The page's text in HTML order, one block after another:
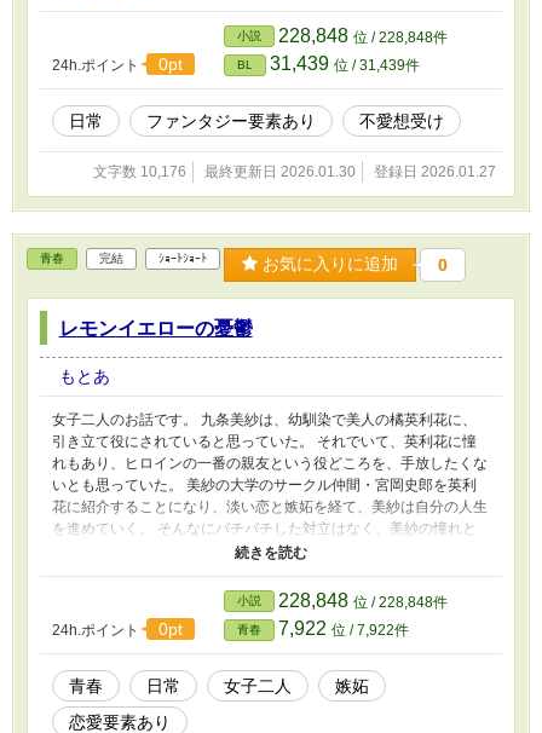
24h.ポイント 0pt
小説 228,848 位 / 228,848件
BL 31,439 位 / 31,439件
日常 ファンタジー要素あり 不愛想受け
文字数 10,176 最終更新日 2026.01.30 登録日 2026.01.27
青春 完結 ｼｮｰﾄｼｮｰﾄ お気に入りに追加 0
レモンイエローの憂鬱
もとあ
女子二人のお話です。 九条美紗は、幼馴染で美人の橘英利花に、
引き立て役にされていると思っていた。 それでいて、英利花に憧
れもあり、ヒロインの一番の親友という役どころを、手放したくな
いとも思っていた。 美紗の大学のサークル仲間・宮岡史郎を英利
花に紹介することになり、淡い恋と嫉妬を経て、美紗は自分の人生
を進めていく。 そんなにバチバチした対立はなく、美紗の憧れと
嫉妬のないまぜになった感情を、日常の中で緩やかに描いていま
なども、励みになります。 １万字ほどのSSになります。よろしく
お願いいたします！
24h.ポイント
0pt
小説 228,848 位 / 228,848件
青春 7,922 位 / 7,922件
青春 日常 女子二人
嫉妬
恋愛要素あり